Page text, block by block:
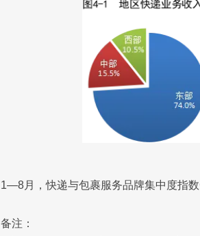
1—8月，快递与包裹服务品牌集中度指
备注：